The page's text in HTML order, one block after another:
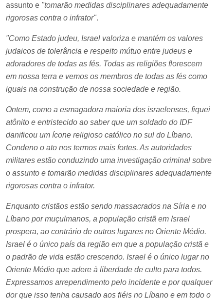
assunto e "tomarão medidas disciplinares adequadamente
rigorosas contra o infrator".
"Como Estado judeu, Israel valoriza e mantém os valores
judaicos de tolerância e respeito mútuo entre judeus e
adoradores de todas as fés. Todas as religiões florescem
em nossa terra e vemos os membros de todas as fés como
iguais na construção de nossa sociedade e região.
Ontem, como a esmagadora maioria dos israelenses, fiquei
atônito e entristecido ao saber que um soldado do IDF
danificou um ícone religioso católico no sul do Líbano.
Condeno o ato nos termos mais fortes. As autoridades
militares estão conduzindo uma investigação criminal sobre
o assunto e tomarão medidas disciplinares adequadamente
rigorosas contra o infrator.
Enquanto cristãos estão sendo massacrados na Síria e no
Líbano por muçulmanos, a população cristã em Israel
prospera, ao contrário de outros lugares no Oriente Médio.
Israel é o único país da região em que a população cristã e
o padrão de vida estão crescendo. Israel é o único lugar no
Oriente Médio que adere à liberdade de culto para todos.
Expressamos arrependimento pelo incidente e por qualquer
dor que isso tenha causado aos fiéis no Líbano e em todo o